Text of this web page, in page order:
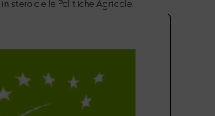
delle Politiche Agricole.